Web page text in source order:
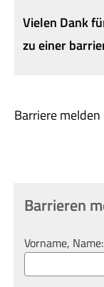
Vielen Dank
zu einer
Barriere
Barrieren
Vorname,